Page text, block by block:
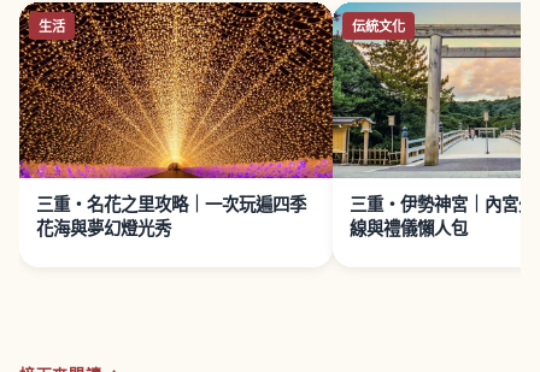
生活
三重・名花之里攻略｜一次玩遍四季
花海與夢幻燈光秀
伝統文化
三重・伊勢神宮｜內宮
線與禮儀懶人包